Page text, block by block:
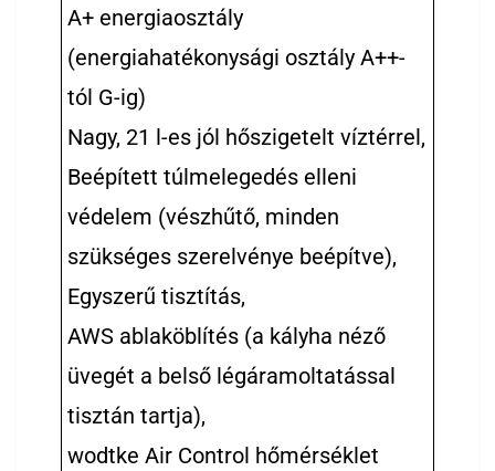
A+ energiaosztály
(energiahatékonysági osztály A++-
tól G-ig)
Nagy, 21 l-es jól hőszigetelt víztérrel,
Beépített túlmelegedés elleni
védelem (vészhűtő, minden
szükséges szerelvénye beépítve),
Egyszerű tisztítás,
AWS ablaköblítés (a kályha néző
üvegét a belső légáramoltatással
tisztán tartja),
wodtke Air Control hőmérséklet